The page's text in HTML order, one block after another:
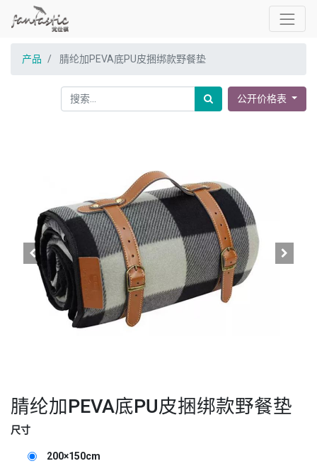
产品 腈纶加PEVA底PU皮捆绑款野餐垫
公开价格表
腈纶加PEVA底PU皮捆绑款野餐垫
尺寸
200×150cm